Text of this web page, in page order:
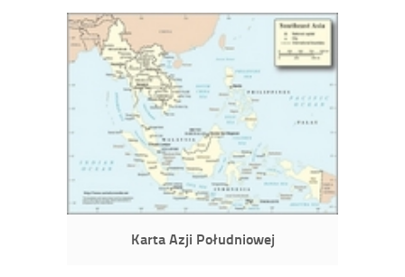
Karta Azji Południowej